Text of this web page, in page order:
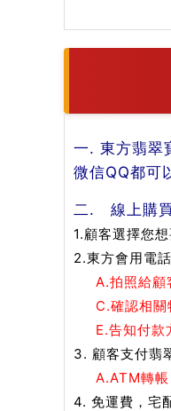
一. 東方翡翠
微信QQ都可
二. 線上購買
1.顧客選擇您
2.東方會用電
A.拍照給顧
C.確認相
E.告知
3. 顧客支付翡
A.ATM轉
4. 免運費，宅